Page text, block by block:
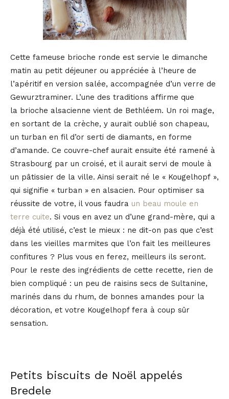
Cette fameuse brioche ronde est servie le dimanche
matin au petit déjeuner ou appréciée à l’heure de
l’apéritif en version salée, accompagnée d’un verre de
Gewurztraminer. L’une des traditions affirme que
la brioche alsacienne vient de Bethléem. Un roi mage,
en sortant de la crèche, y aurait oublié son chapeau,
un turban en fil d’or serti de diamants, en forme
d’amande. Ce couvre-chef aurait ensuite été ramené à
Strasbourg par un croisé, et il aurait servi de moule à
un pâtissier de la ville. Ainsi serait né le « Kougelhopf »,
qui signifie « turban » en alsacien. Pour optimiser sa
réussite de votre, il vous faudra un beau moule en
terre cuite. Si vous en avez un d’une grand-mère, qui a
déjà été utilisé, c’est le mieux : ne dit-on pas que c’est
dans les vieilles marmites que l’on fait les meilleures
confitures ? Plus vous en ferez, meilleurs ils seront.
Pour le reste des ingrédients de cette recette, rien de
bien compliqué : un peu de raisins secs de Sultanine,
marinés dans du rhum, de bonnes amandes pour la
décoration, et votre Kougelhopf fera à coup sûr
sensation.
Petits biscuits de Noël appelés
Bredele